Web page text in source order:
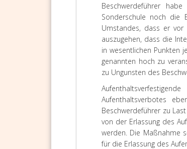
Beschwerdeführer
Sonderschule noch die
Umstandes, dass er vor
auszugehen, dass die
in wesentlichen Punkten
genannten hoch zu
zu Ungunsten des
Aufenthaltsverbotes
Beschwerdeführer zu
von der Erlassung des
werden. Die Maßnahme
für die Erlassung des